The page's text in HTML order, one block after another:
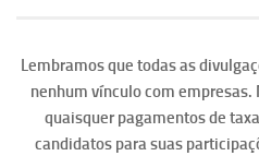
Lembramos que todas as
nenhum vínculo com
quaisquer pagamentos de
candidatos para suas